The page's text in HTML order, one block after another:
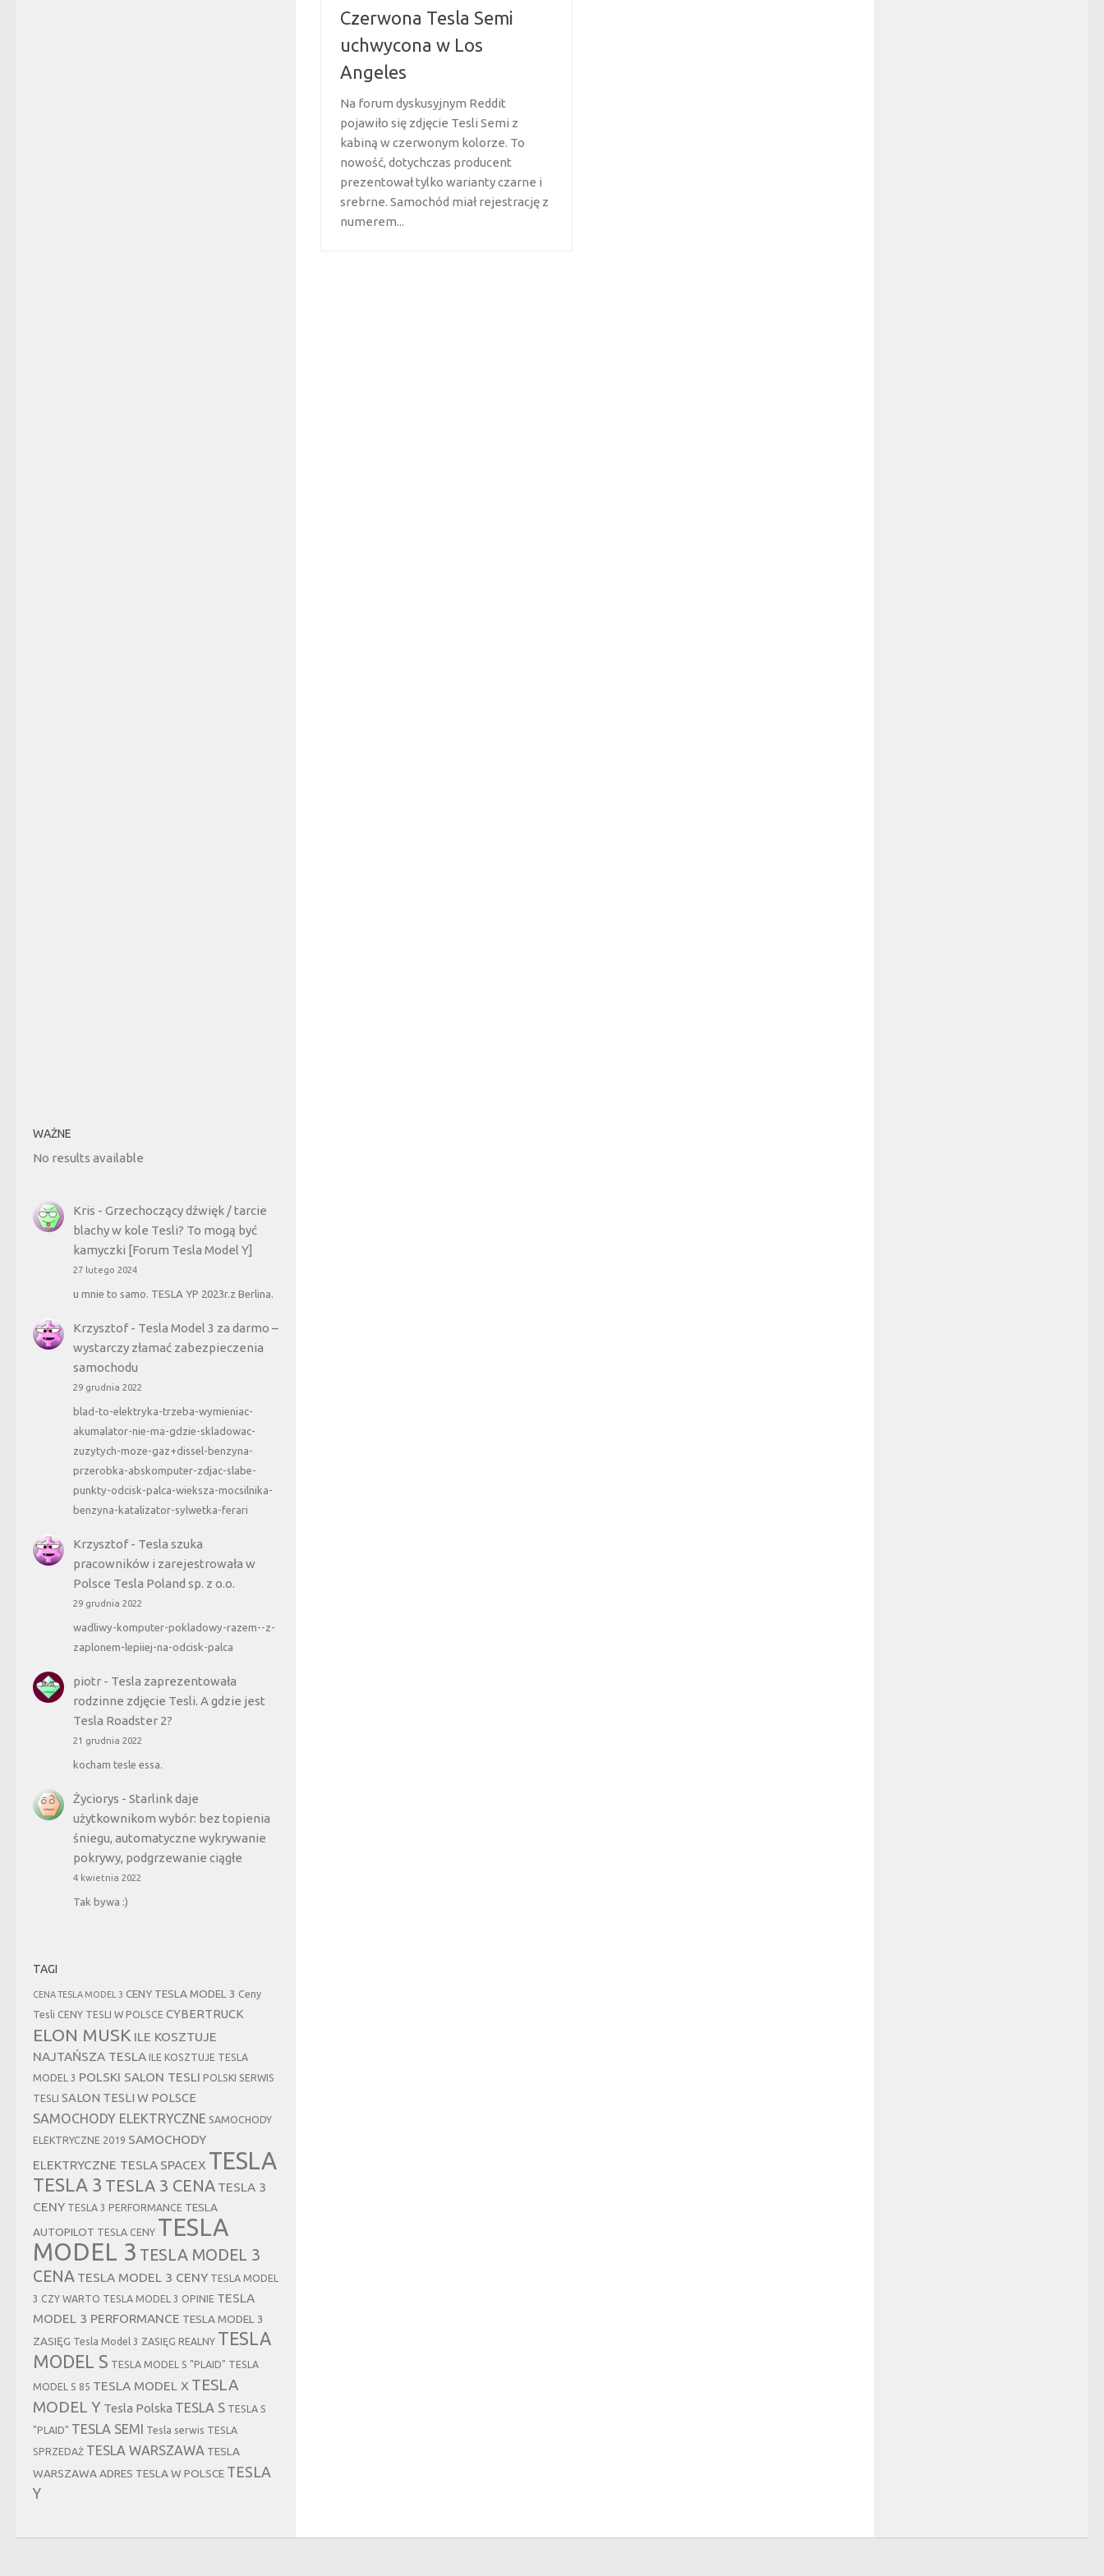
Czerwona Tesla Semi
uchwycona w Los
Angeles
Na forum dyskusyjnym Reddit
pojawiło się zdjęcie Tesli Semi z
kabiną w czerwonym kolorze. To
nowość, dotychczas producent
prezentował tylko warianty czarne i
srebrne. Samochód miał rejestrację z
numerem...
WAŻNE
No results available
Kris - Grzechoczący dźwięk / tarcie
blachy w kole Tesli? To mogą być
kamyczki [Forum Tesla Model Y]
27 lutego 2024
u mnie to samo. TESLA YP 2023r.z Berlina.
Krzysztof- Tesla Model 3 za darmo –
wystarczy złamać zabezpieczenia
samochodu
29 grudnia 2022
blad-to-elektryka-trzeba-wymieniac-
akumalator-nie-ma-gdzie-skladowac-
zuzytych-moze-gaz+dissel-benzyna-
przerobka-abskomputer-zdjac-slabe-
punkty-odcisk-palca-wieksza-mocsilnika-
benzyna-katalizator-sylwetka-ferari
Krzysztof- Tesla szuka
pracowników i zarejestrowała w
Polsce Tesla Poland sp. z o.o.
29 grudnia 2022
wadliwy-komputer-pokladowy-razem--z-
zaplonem-lepiiej-na-odcisk-palca
piotr- Tesla zaprezentowała
rodzinne zdjęcie Tesli. A gdzie jest
Tesla Roadster 2?
21 grudnia 2022
kocham tesle essa.
Życiorys - Starlink daje
użytkownikom wybór: bez topienia
śniegu, automatyczne wykrywanie
pokrywy, podgrzewanie ciągłe
4 kwietnia 2022
Tak bywa :)
TAGI
CENA TESLA MODEL 3 CENY TESLA MODEL 3 Ceny
Tesli CENY TESLI W POLSCE CYBERTRUCK
ELON MUSK ILE KOSZTUJE
NAJTAŃSZA TESLA
ILE KOSZTUJE TESLA
MODEL 3 POLSKI SALON TESLI POLSKI SERWIS
TESLI
SALON TESLI W POLSCE
SAMOCHODY ELEKTRYCZNE SAMOCHODY
ELEKTRYCZNE 2019 SAMOCHODY
ELEKTRYCZNE TESLA SPACEX TESLA
TESLA 3 TESLA 3 CENA TESLA 3
CENY TESLA 3 PERFORMANCE TESLA
AUTOPILOT TESLA CENY TESLA
MODEL 3 TESLA MODEL 3
CENA TESLA MODEL 3 CENY TESLA MODEL
3 CZY WARTO TESLA MODEL 3 OPINIE TESLA
MODEL 3 PERFORMANCE TESLA MODEL 3
ZASIĘG Tesla Model 3 ZASIĘG REALNY TESLA
MODEL S TESLA MODEL S "PLAID" TESLA
MODEL S 85 TESLA MODEL X TESLA
MODEL Y Tesla Polska TESLA S TESLA S
"PLAID" TESLA SEMI Tesla serwis TESLA
SPRZEDAŻ TESLA WARSZAWA TESLA
WARSZAWA ADRES TESLA W POLSCE TESLA
Y